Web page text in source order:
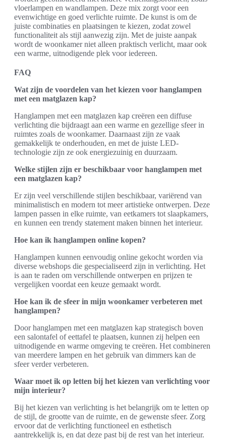
vloerlampen en wandlampen. Deze mix zorgt voor een
evenwichtige en goed verlichte ruimte. De kunst is om de
juiste combinaties en plaatsingen te kiezen, zodat zowel
functionaliteit als stijl aanwezig zijn. Met de juiste aanpak
wordt de woonkamer niet alleen praktisch verlicht, maar ook
een warme, uitnodigende plek voor iedereen.
FAQ
Wat zijn de voordelen van het kiezen voor hanglampen
met een matglazen kap?
Hanglampen met een matglazen kap creëren een diffuse
verlichting die bijdraagt aan een warme en gezellige sfeer in
ruimtes zoals de woonkamer. Daarnaast zijn ze vaak
gemakkelijk te onderhouden, en met de juiste LED-
technologie zijn ze ook energiezuinig en duurzaam.
Welke stijlen zijn er beschikbaar voor hanglampen met
een matglazen kap?
Er zijn veel verschillende stijlen beschikbaar, variërend van
minimalistisch en modern tot meer artistieke ontwerpen. Deze
lampen passen in elke ruimte, van eetkamers tot slaapkamers,
en kunnen een trendy statement maken binnen het interieur.
Hoe kan ik hanglampen online kopen?
Hanglampen kunnen eenvoudig online gekocht worden via
diverse webshops die gespecialiseerd zijn in verlichting. Het
is aan te raden om verschillende ontwerpen en prijzen te
vergelijken voordat een keuze gemaakt wordt.
Hoe kan ik de sfeer in mijn woonkamer verbeteren met
hanglampen?
Door hanglampen met een matglazen kap strategisch boven
een salontafel of eettafel te plaatsen, kunnen zij helpen een
uitnodigende en warme omgeving te creëren. Het combineren
van meerdere lampen en het gebruik van dimmers kan de
sfeer verder verbeteren.
Waar moet ik op letten bij het kiezen van verlichting voor
mijn interieur?
Bij het kiezen van verlichting is het belangrijk om te letten op
de stijl, de grootte van de ruimte, en de gewenste sfeer. Zorg
ervoor dat de verlichting functioneel en esthetisch
aantrekkelijk is, en dat deze past bij de rest van het interieur.